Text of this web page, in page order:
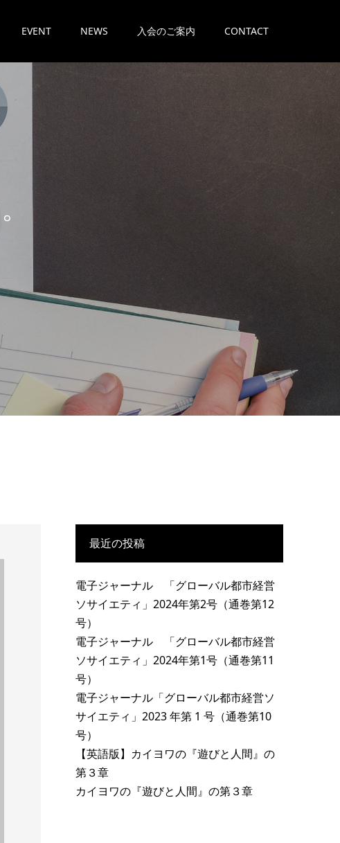
EVENT NEWS 入会のご案内 CONTACT
。
最近の投稿
電子ジャーナル 「グローバル都市経営
ソサイエティ」2024年第2号（通巻第12
号）
電子ジャーナル 「グローバル都市経営
ソサイエティ」2024年第1号（通巻第11
号）
電子ジャーナル「グローバル都市経営ソ
サイエティ」2023 年第 1 号（通巻第10
号）
【英語版】カイヨワの『遊びと人間』の
第３章
カイヨワの『遊びと人間』の第３章